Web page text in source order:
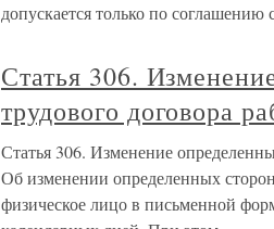
допускается только по соглашению
Статья 306.
трудового договора
Статья 306. Изменение
Об изменении определенных
физическое лицо в письменной